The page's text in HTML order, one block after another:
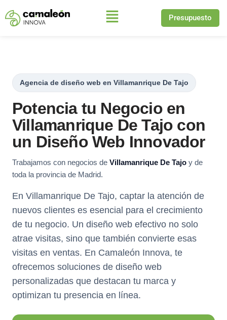
Saltar
Presupuesto
Agencia de diseño web en Villamanrique De Tajo
Potencia tu Negocio en
Villamanrique De Tajo con
un Diseño Web Innovador
Trabajamos con negocios de Villamanrique De Tajo y de
toda la provincia de Madrid.
En Villamanrique De Tajo, captar la atención de
nuevos clientes es esencial para el crecimiento
de tu negocio. Un diseño web efectivo no solo
atrae visitas, sino que también convierte esas
visitas en ventas. En Camaleón Innova, te
ofrecemos soluciones de diseño web
personalizadas que destacan tu marca y
optimizan tu presencia en línea.